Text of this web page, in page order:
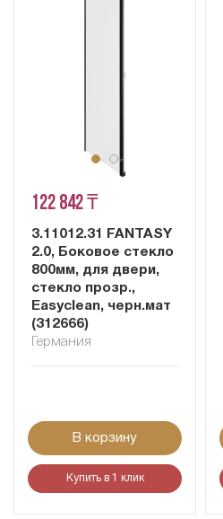
122 842 ₸
3.11012.31 FANTASY
2.0, Боковое стекло
800мм, для двери,
стекло прозр.,
Easyclean, черн.мат
(312666)
Германия
В корзину
Купить в 1 клик